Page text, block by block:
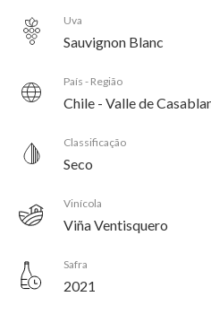
Uva
Sauvignon Blanc
País - Região
Chile - Valle de
Classificação
Seco
Vinícola
Viña Ventisquero
Safra
2021